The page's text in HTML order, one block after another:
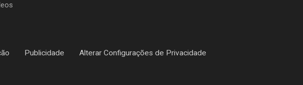
Publicidade Alterar Configurações de Privacidade